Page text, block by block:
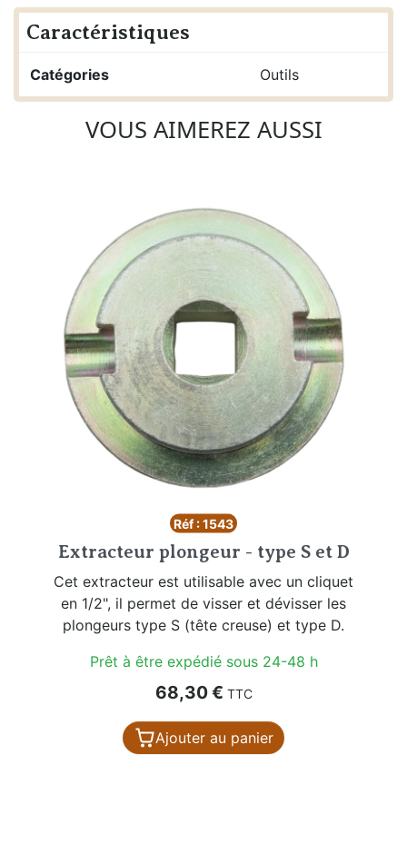
Caractéristiques
Catégories Outils
VOUS AIMEREZ AUSSI
Réf : 1543
Extracteur plongeur - type S et D
Cet extracteur est utilisable avec un cliquet
en 1/2", il permet de visser et dévisser les
plongeurs type S (tête creuse) et type D.
Prêt à être expédié sous 24-48 h
Prix
68,30 € TTC
Ajouter au panier